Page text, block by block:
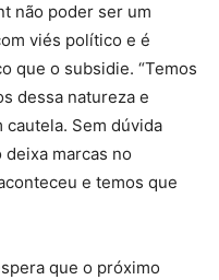
não poder ser um
viés político e é
que o subsidie. “Temos
dessa natureza e
cautela. Sem dúvida
marcas no
e temos que
que o próximo